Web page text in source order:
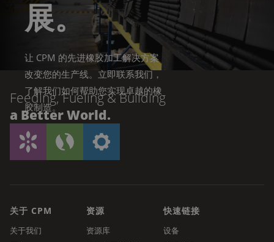
展。
让 CPM 的先进橡胶加工解决方案
改变您的生产线。立即联系我们，
了解我们如何帮助您实现卓越的橡
胶制造。
让我们谈谈
Feeding, Fueling & Building
a Better World.
关于 CPM
关于我们
资源
资源库
快速链接
设备